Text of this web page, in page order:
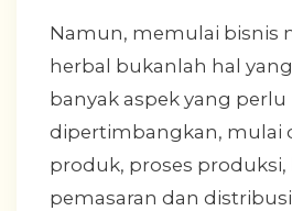
Namun, memulai bisnis
herbal bukanlah hal
banyak aspek yang perlu
dipertimbangkan, mulai
produk, proses produksi,
pemasaran dan